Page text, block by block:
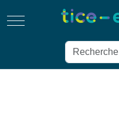
Mobile Menu Toggle
Rechercher